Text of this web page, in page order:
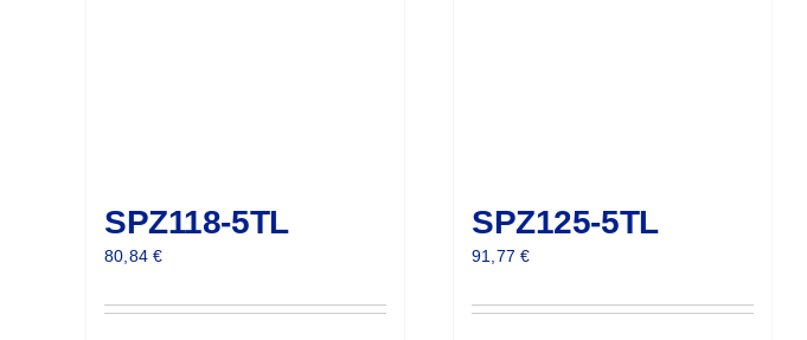
SPZ118-5TL
80,84€
SPZ125-5TL
91,77€